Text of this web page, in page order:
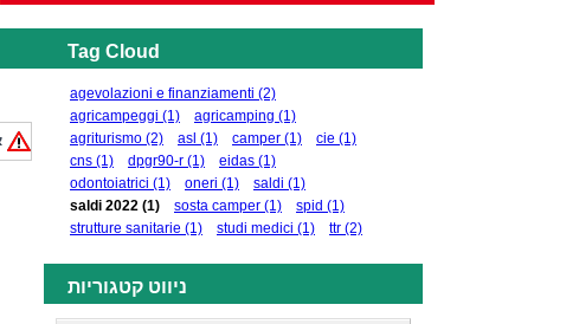
Tag Cloud
agevolazioni e finanziamenti (2)
agricampeggi (1) agricamping (1)
agriturismo (2) asl (1) camper (1) cie (1)
cns (1) dpgr90-r (1) eidas (1)
odontoiatrici (1) oneri (1) saldi (1)
saldi 2022 (1) sosta camper (1) spid (1)
strutture sanitarie (1) studi medici (1) ttr (2)
ניווט קטגוריות